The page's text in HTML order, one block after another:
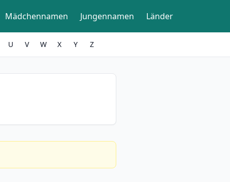
Mädchennamen Jungennamen Länder
U V W X Y Z